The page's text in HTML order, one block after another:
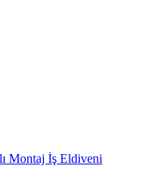
Montaj İş Eldiveni